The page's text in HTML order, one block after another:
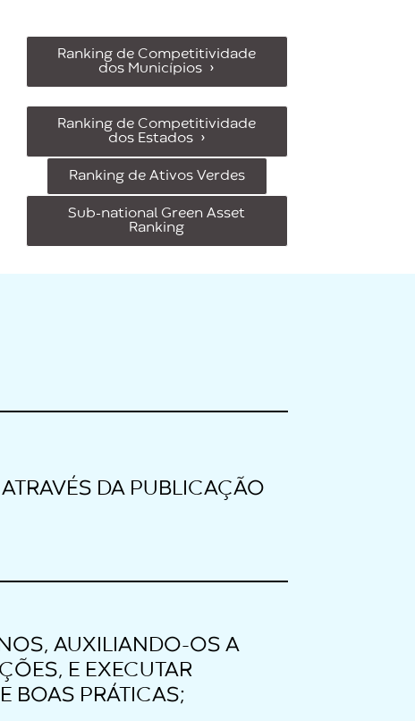
Ranking de Competitividade
dos Municípios →
Ranking de Competitividade
dos Estados →
Ranking de Ativos Verdes
Sub-national Green Asset
Ranking
DA PUBLICAÇÃO
AUXILIANDO-OS A
E EXECUTAR
BOAS PRÁTICAS;